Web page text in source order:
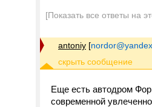
[Показать все ответы на
antoniy [
Еще есть автодром
современной